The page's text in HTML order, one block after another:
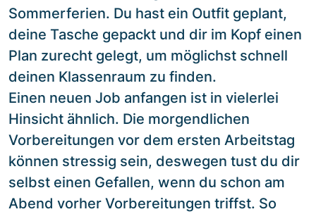
Sommerferien. Du hast ein Outfit geplant,
deine Tasche gepackt und dir im Kopf einen
Plan zurecht gelegt, um möglichst schnell
deinen Klassenraum zu finden.
Einen neuen Job anfangen ist in vielerlei
Hinsicht ähnlich. Die morgendlichen
Vorbereitungen vor dem ersten Arbeitstag
können stressig sein, deswegen tust du dir
selbst einen Gefallen, wenn du schon am
Abend vorher Vorbereitungen triffst. So